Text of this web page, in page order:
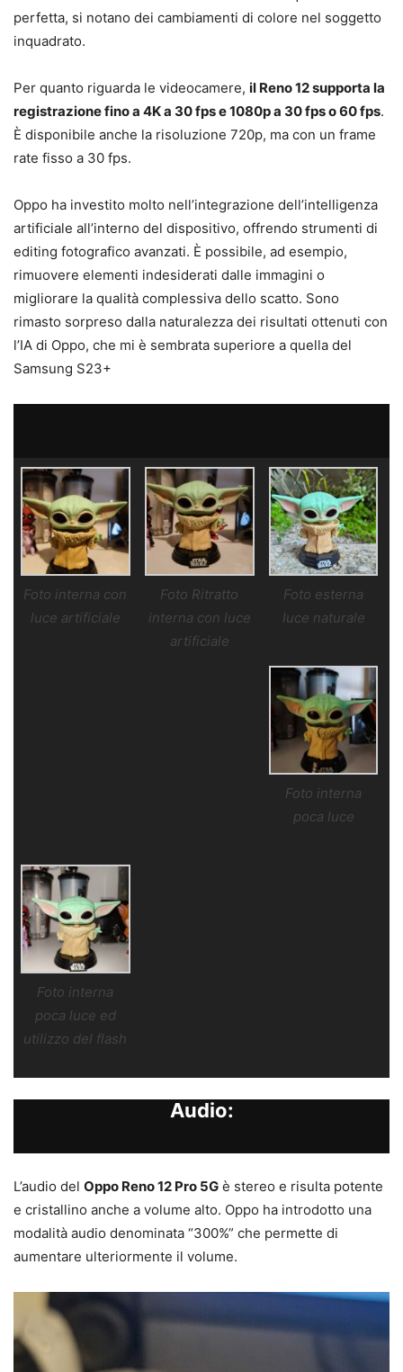
perfetta, si notano dei cambiamenti di colore nel soggetto
inquadrato.
Per quanto riguarda le videocamere, il Reno 12 supporta la
registrazione fino a 4K a 30 fps e 1080p a 30 fps o 60 fps.
È disponibile anche la risoluzione 720p, ma con un frame
rate fisso a 30 fps.
Oppo ha investito molto nell’integrazione dell’intelligenza
artificiale all’interno del dispositivo, offrendo strumenti di
editing fotografico avanzati. È possibile, ad esempio,
rimuovere elementi indesiderati dalle immagini o
migliorare la qualità complessiva dello scatto. Sono
rimasto sorpreso dalla naturalezza dei risultati ottenuti con
l’IA di Oppo, che mi è sembrata superiore a quella del
Samsung S23+
Foto interna con
luce artificiale
Foto Ritratto
interna con luce
artificiale
Foto esterna
luce naturale
Foto interna
poca luce
Foto interna
poca luce ed
utilizzo del flash
Audio:
L’audio del Oppo Reno 12 Pro 5G è stereo e risulta potente
e cristallino anche a volume alto. Oppo ha introdotto una
modalità audio denominata “300%” che permette di
aumentare ulteriormente il volume.